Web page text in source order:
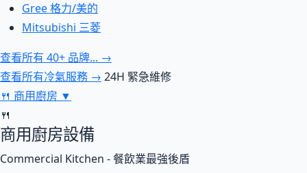
Gree 格力/美的
Mitsubishi 三菱
查看所有 40+ 品牌... →
查看所有冷氣服務 → 24H 緊急維修
🍴 商用廚房 ▼
🍴
商用廚房設備
Commercial Kitchen - 餐飲業最強後盾